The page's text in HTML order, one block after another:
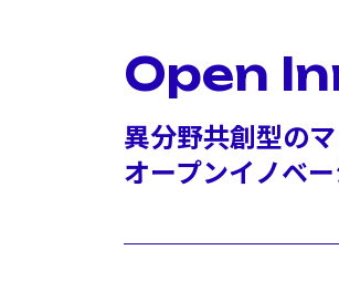
Open
異分野共創型の
オープンイノベ